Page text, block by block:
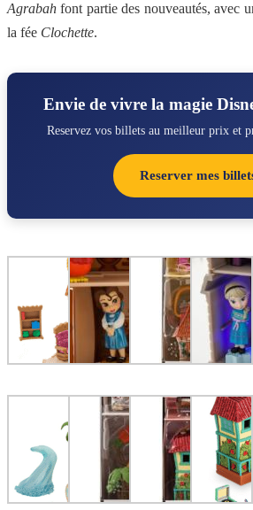
Agrabah font partie des nouveautés, avec
la fée Clochette.
Envie de vivre la magie
Reservez vos billets au meilleur prix et
Reserver mes